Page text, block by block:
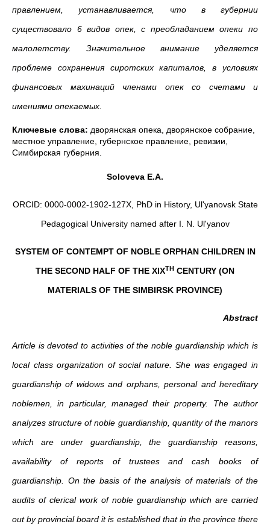
правлением, устанавливается, что в губернии
существовало 6 видов опек, с преобладанием опеки по
малолетству. Значительное внимание уделяется
проблеме сохранения сиротских капиталов, в условиях
финансовых махинаций членами опек со счетами и
имениями опекаемых.
Ключевые слова: дворянская опека, дворянское собрание,
местное управление, губернское правление, ревизии,
Симбирская губерния.
Soloveva E.A.
ORCID: 0000-0002-1902-127Х, PhD in History, Ul'yanovsk State
Pedagogical University named after I. N. Ul'yanov
SYSTEM OF CONTEMPT OF NOBLE ORPHAN CHILDREN IN
THE SECOND HALF OF THE XIXTH CENTURY (ON
MATERIALS OF THE SIMBIRSK PROVINCE)
Abstract
Article is devoted to activities of the noble guardianship which is
local class organization of social nature. She was engaged in
guardianship of widows and orphans, personal and hereditary
noblemen, in particular, managed their property. The author
analyzes structure of noble guardianship, quantity of the manors
which are under guardianship, the guardianship reasons,
availability of reports of trustees and cash books of
guardianship. On the basis of the analysis of materials of the
audits of clerical work of noble guardianship which are carried
out by provincial board it is established that in the province there